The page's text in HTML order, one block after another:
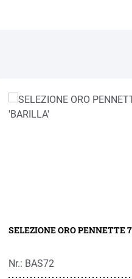
SELEZIONE ORO PENNETTE
Nr.: BAS72